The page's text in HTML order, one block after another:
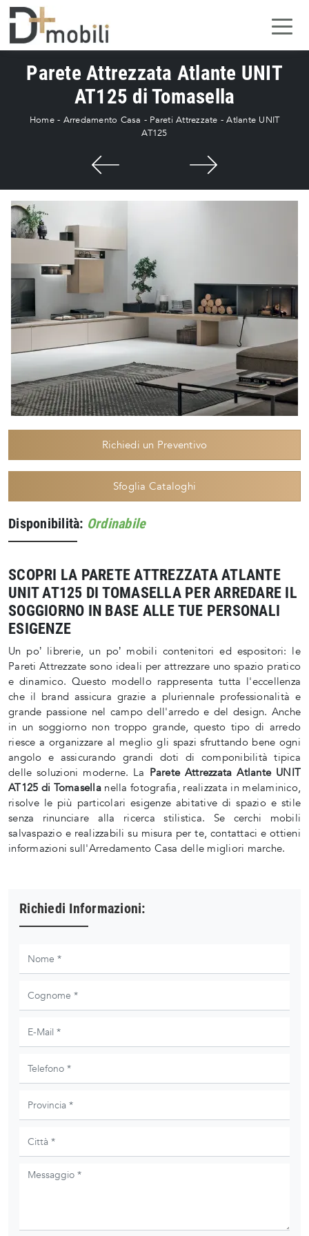
Parete Attrezzata Atlante UNIT
AT125 di Tomasella
Home- Arredamento Casa - Pareti Attrezzate -Atlante UNIT
AT125
Richiedi un Preventivo
Sfoglia Cataloghi
Disponibilità: Ordinabile
SCOPRI LA PARETE ATTREZZATA ATLANTE
UNIT AT125 DI TOMASELLA PER ARREDARE IL
SOGGIORNO IN BASE ALLE TUE PERSONALI
ESIGENZE
Un po’ librerie, un po’ mobili contenitori ed espositori: le
Pareti Attrezzate sono ideali per attrezzare uno spazio pratico
e dinamico. Questo modello rappresenta tutta l'eccellenza
che il brand assicura grazie a pluriennale professionalità e
grande passione nel campo dell'arredo e del design. Anche
in un soggiorno non troppo grande, questo tipo di arredo
riesce a organizzare al meglio gli spazi sfruttando bene ogni
angolo e assicurando grandi doti di componibilità tipica
delle soluzioni moderne. La Parete Attrezzata Atlante UNIT
AT125 di Tomasellanella fotografia, realizzata in melaminico,
risolve le più particolari esigenze abitative di spazio e stile
senza rinunciare alla ricerca stilistica. Se cerchi mobili
salvaspazio e realizzabili su misura per te, contattaci e ottieni
informazioni sull'Arredamento Casa delle migliori marche.
Richiedi Informazioni: